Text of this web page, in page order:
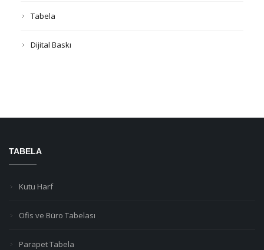
Tabela
Dijital Baskı
TABELA
Kutu Harf
Ofis ve Büro Tabelası
Parapet Tabela